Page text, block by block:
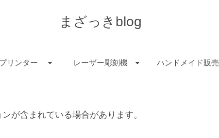
まざっきblog
リンター レーザー彫刻機 ハンドメイド販売
が含まれている場合があります。